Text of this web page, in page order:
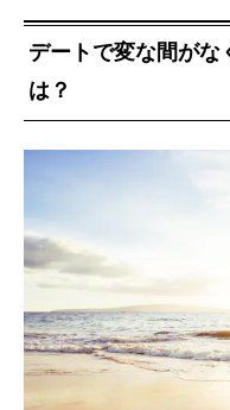
デートで変な間がな
は？